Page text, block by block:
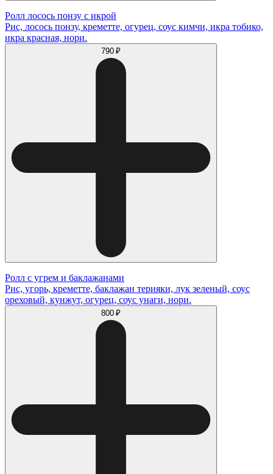
Ролл лосось понзу с икрой
Рис, лосось понзу, креметте, огурец, соус кимчи, икра тобико,
икра красная, нори.
790 ₽
Ролл с угрем и баклажанами
Рис, угорь, креметте, баклажан терияки, лук зеленый, соус
ореховый, кунжут, огурец, соус унаги, нори.
800 ₽